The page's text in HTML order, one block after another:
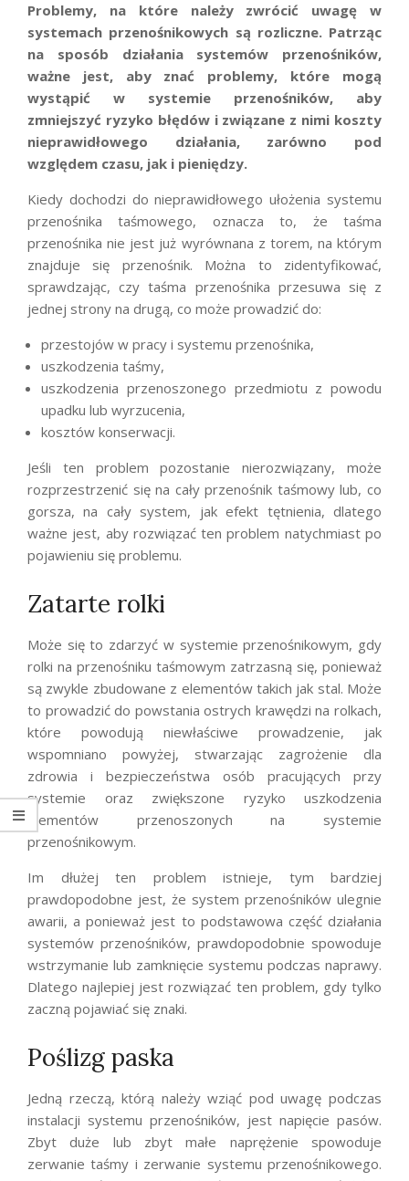
Problemy, na które należy zwrócić uwagę w
systemach przenośnikowych są rozliczne.Patrząc
na sposób działania systemów przenośników,
ważne jest, aby znać problemy, które mogą
wystąpić w systemie przenośników, aby
zmniejszyć ryzyko błędów i związane z nimi koszty
nieprawidłowego działania, zarówno pod
względem czasu, jak i pieniędzy.
Kiedy dochodzi do nieprawidłowego ułożenia systemu
przenośnika taśmowego, oznacza to, że taśma
przenośnika nie jest już wyrównana z torem, na którym
znajduje się przenośnik. Można to zidentyfikować,
sprawdzając, czy taśma przenośnika przesuwa się z
jednej strony na drugą, co może prowadzić do:
przestojów w pracy i systemu przenośnika,
uszkodzenia taśmy,
uszkodzenia przenoszonego przedmiotu z powodu
upadku lub wyrzucenia,
kosztów konserwacji.
Jeśli ten problem pozostanie nierozwiązany, może
rozprzestrzenić się na cały przenośnik taśmowy lub, co
gorsza, na cały system, jak efekt tętnienia, dlatego
ważne jest, aby rozwiązać ten problem natychmiast po
pojawieniu się problemu.
Zatarte rolki
Może się to zdarzyć w systemie przenośnikowym, gdy
rolki na przenośniku taśmowym zatrzasną się, ponieważ
są zwykle zbudowane z elementów takich jak stal. Może
to prowadzić do powstania ostrych krawędzi na rolkach,
które powodują niewłaściwe prowadzenie, jak
wspomniano powyżej, stwarzając zagrożenie dla
zdrowia i bezpieczeństwa osób pracujących przy
systemie oraz zwiększone ryzyko uszkodzenia
elementów przenoszonych na systemie
przenośnikowym.
Im dłużej ten problem istnieje, tym bardziej
prawdopodobne jest, że system przenośników ulegnie
awarii, a ponieważ jest to podstawowa część działania
systemów przenośników, prawdopodobnie spowoduje
wstrzymanie lub zamknięcie systemu podczas naprawy.
Dlatego najlepiej jest rozwiązać ten problem, gdy tylko
zaczną pojawiać się znaki.
Poślizg paska
Jedną rzeczą, którą należy wziąć pod uwagę podczas
instalacji systemu przenośników, jest napięcie pasów.
Zbyt duże lub zbyt małe naprężenie spowoduje
zerwanie taśmy i zerwanie systemu przenośnikowego.